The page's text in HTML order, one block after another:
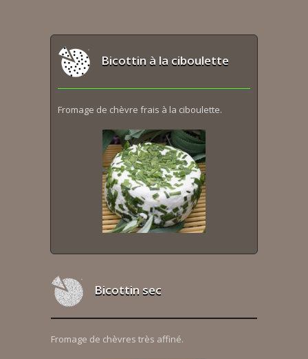
Bicottin à la ciboulette
Fromage de chèvre frais à la ciboulette.
Bicottin sec
Fromage de chèvres très affiné.